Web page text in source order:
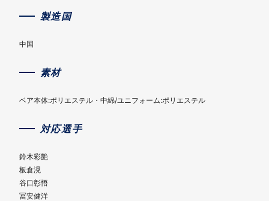
製造国
中国
素材
ベア本体:ポリエステル・中綿/ユニフォーム:ポリエステル
対応選手
鈴木彩艶
板倉滉
谷口彰悟
冨安健洋